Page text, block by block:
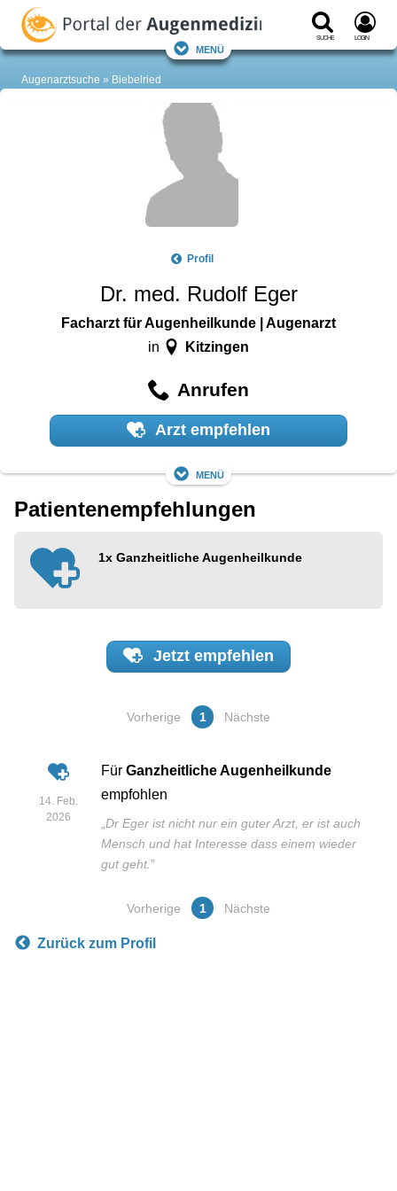
Suche Login
Menü
Augenarztsuche Biebelried
Profil
Dr. med. Rudolf Eger
Facharzt für Augenheilkunde | Augenarzt
in Kitzingen
Anrufen
Arzt empfehlen
Menü
Patientenempfehlungen
1x Ganzheitliche Augenheilkunde
Jetzt empfehlen
Vorherige 1 Nächste
14. Feb.
2026
Für Ganzheitliche Augenheilkunde
empfohlen
Dr Eger ist nicht nur ein guter Arzt, er ist auch
Mensch und hat Interesse dass einem wieder
gut geht.”
Vorherige 1 Nächste
Zurück zum Profil